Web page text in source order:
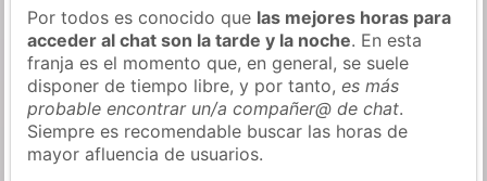
Por todos es conocido que las mejores horas para
acceder al chat son la tarde y la noche. En esta
franja es el momento que, en general, se suele
disponer de tiempo libre, y por tanto,es más
probable encontrar un/a compañer@ de chat.
Siempre es recomendable buscar las horas de
mayor afluencia de usuarios.